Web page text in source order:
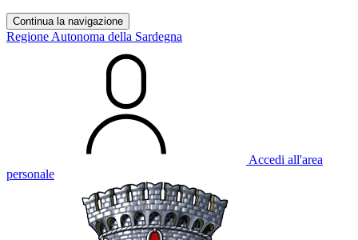
Continua la navigazione
Regione Autonoma della Sardegna
Accedi all'area
personale